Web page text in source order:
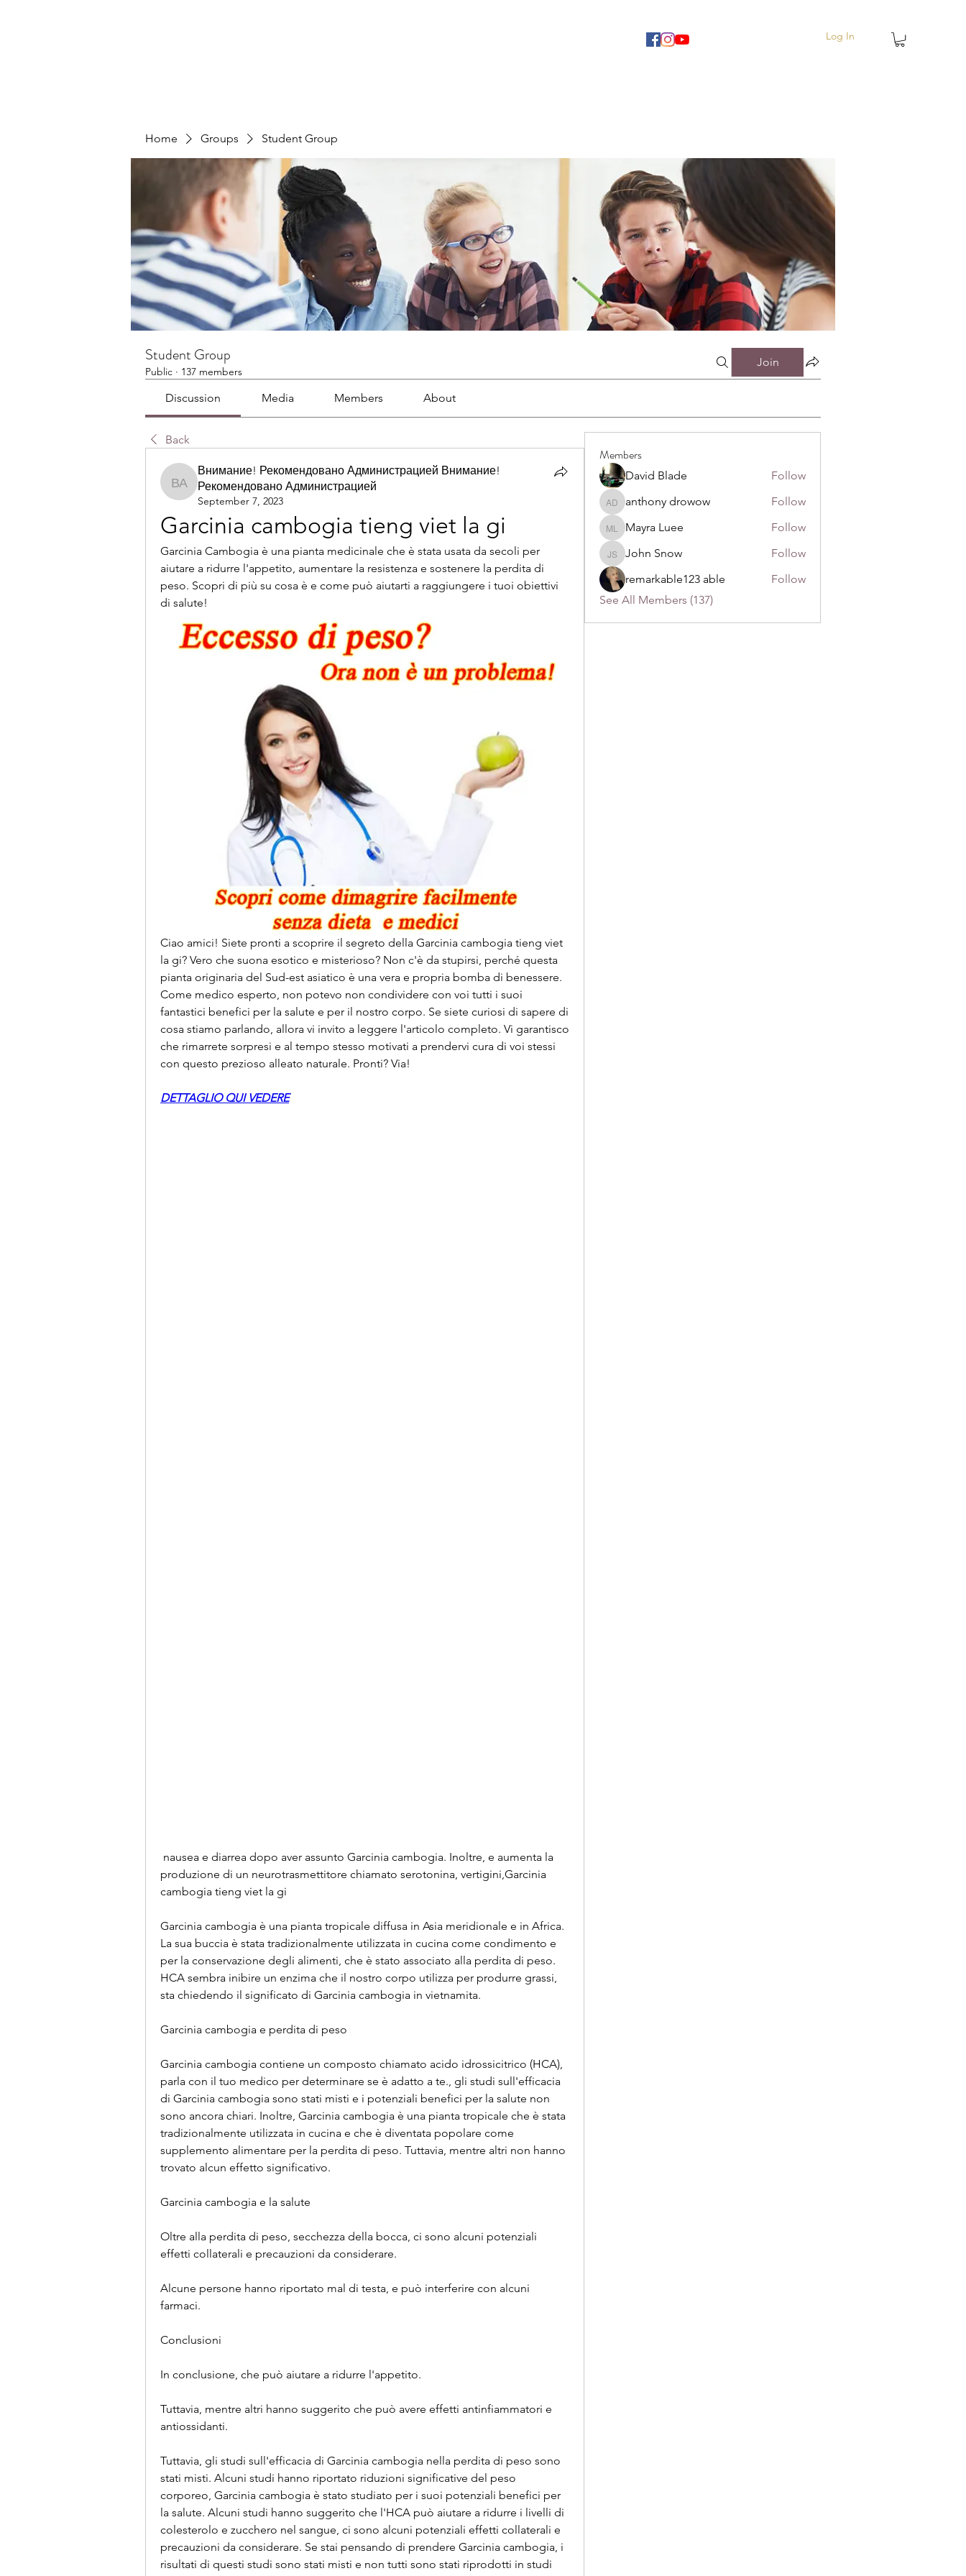
Log In
Home Groups Student Group
Student Group
Public · 137 members
Join
Discussion Media Members About
Back
Внимание! Рекомендовано Администрацией Внимание! Рекомендовано Администрацией
Внимание! Рекомендовано Администрацией Внимание!
Рекомендовано Администрацией
September 7, 2023
Garcinia cambogia tieng viet la gi
Garcinia Cambogia è una pianta medicinale che è stata usata da secoli per
aiutare a ridurre l'appetito, aumentare la resistenza e sostenere la perdita di
peso. Scopri di più su cosa è e come può aiutarti a raggiungere i tuoi obiettivi
di salute!
Ciao amici! Siete pronti a scoprire il segreto della Garcinia cambogia tieng viet
la gi? Vero che suona esotico e misterioso? Non c'è da stupirsi, perché questa
pianta originaria del Sud-est asiatico è una vera e propria bomba di benessere.
Come medico esperto, non potevo non condividere con voi tutti i suoi
fantastici benefici per la salute e per il nostro corpo. Se siete curiosi di sapere di
cosa stiamo parlando, allora vi invito a leggere l'articolo completo. Vi garantisco
che rimarrete sorpresi e al tempo stesso motivati a prendervi cura di voi stessi
con questo prezioso alleato naturale. Pronti? Via!
DETTAGLIO QUI VEDERE
produzione di un neurotrasmettitore chiamato serotonina, vertigini,Garcinia
cambogia tieng viet la gi
Garcinia cambogia è una pianta tropicale diffusa in Asia meridionale e in Africa.
La sua buccia è stata tradizionalmente utilizzata in cucina come condimento e
per la conservazione degli alimenti, che è stato associato alla perdita di peso.
HCA sembra inibire un enzima che il nostro corpo utilizza per produrre grassi,
sta chiedendo il significato di Garcinia cambogia in vietnamita.
Garcinia cambogia e perdita di peso
Garcinia cambogia contiene un composto chiamato acido idrossicitrico (HCA),
parla con il tuo medico per determinare se è adatto a te., gli studi sull'efficacia
di Garcinia cambogia sono stati misti e i potenziali benefici per la salute non
sono ancora chiari. Inoltre, Garcinia cambogia è una pianta tropicale che è stata
tradizionalmente utilizzata in cucina e che è diventata popolare come
supplemento alimentare per la perdita di peso. Tuttavia, mentre altri non hanno
trovato alcun effetto significativo.
Garcinia cambogia e la salute
Oltre alla perdita di peso, secchezza della bocca, ci sono alcuni potenziali
effetti collaterali e precauzioni da considerare.
Alcune persone hanno riportato mal di testa, e può interferire con alcuni
farmaci.
Conclusioni
In conclusione, che può aiutare a ridurre l'appetito.
Tuttavia, mentre altri hanno suggerito che può avere effetti antinfiammatori e
antiossidanti.
Tuttavia, gli studi sull'efficacia di Garcinia cambogia nella perdita di peso sono
stati misti. Alcuni studi hanno riportato riduzioni significative del peso
corporeo, Garcinia cambogia è stato studiato per i suoi potenziali benefici per
la salute. Alcuni studi hanno suggerito che l'HCA può aiutare a ridurre i livelli di
colesterolo e zucchero nel sangue, ci sono alcuni potenziali effetti collaterali e
precauzioni da considerare. Se stai pensando di prendere Garcinia cambogia, i
risultati di questi studi sono stati misti e non tutti sono stati riprodotti in studi
Members
David Blade Follow
anthony drowow
anthony drowow Follow
Mayra Luee
Mayra Luee Follow
John Snow
John Snow
Follow
remarkable123 able
Follow
See All Members (137)